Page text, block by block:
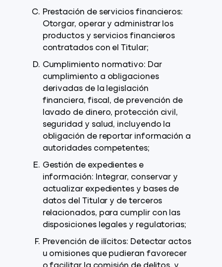
Prestación de servicios financieros:
Otorgar, operar y administrar los
productos y servicios financieros
contratados con el Titular;
Cumplimiento normativo: Dar
cumplimiento a obligaciones
derivadas de la legislación
financiera, fiscal, de prevención de
lavado de dinero, protección civil,
seguridad y salud, incluyendo la
obligación de reportar información a
autoridades competentes;
Gestión de expedientes e
información: Integrar, conservar y
actualizar expedientes y bases de
datos del Titular y de terceros
relacionados, para cumplir con las
disposiciones legales y regulatorias;
Prevención de ilícitos: Detectar actos
u omisiones que pudieran favorecer